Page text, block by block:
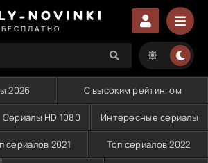
NOVINKI
2026 С высоким рейтингом
Сериалы HD 1080 Интересные сериалы
сериалов 2021 Топ сериалов 2022